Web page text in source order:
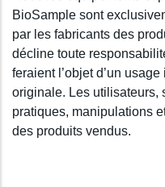
BioSample sont
par les fabricants des
décline toute
feraient l’objet d’un
originale. Les utilisateurs,
pratiques, manipulations
des produits vendus.